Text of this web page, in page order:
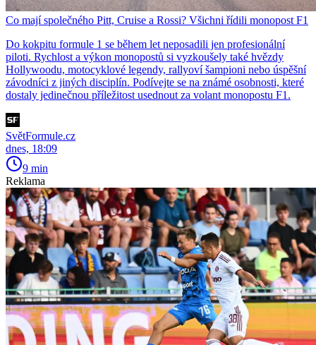
Co mají společného Pitt, Cruise a Rossi? Všichni řídili monopost F1
Do kokpitu formule 1 se během let neposadili jen profesionální
piloti. Rychlost a výkon monopostů si vyzkoušely také hvězdy
Hollywoodu, motocyklové legendy, rallyoví šampioni nebo úspěšní
závodníci z jiných disciplín. Podívejte se na známé osobnosti, které
dostaly jedinečnou příležitost usednout za volant monopostu F1.
SvětFormule.cz
dnes, 18:09
9 min
Reklama